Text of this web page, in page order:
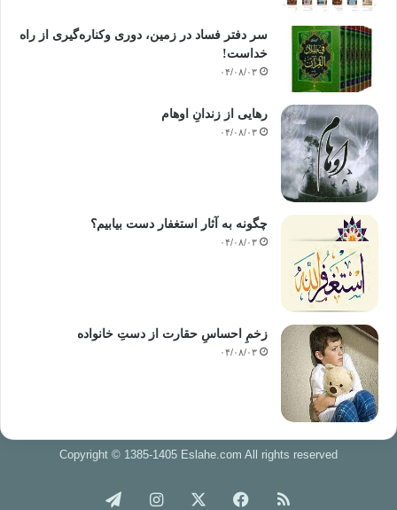
سر دفتر فساد در زمین‌، دوری وکناره‌گیری از راه
خداست‌!
۰۴/۰۸/۰۳
رهایی از زندانِ اوهام
۰۴/۰۸/۰۳
چگونه به آثار استغفار دست بیابیم؟
۰۴/۰۸/۰۳
زخمِ احساسِ حقارت از دستِ خانواده
۰۴/۰۸/۰۳
Copyright © 1385-1405 Eslahe.com All rights reserved
خوراک فیس اینستاگرام